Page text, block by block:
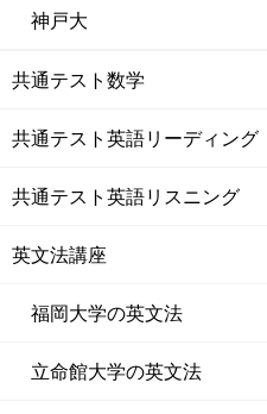
神戸大
共通テスト数学
共通テスト英語リーディング
共通テスト英語リスニング
英文法講座
福岡大学の英文法
立命館大学の英文法